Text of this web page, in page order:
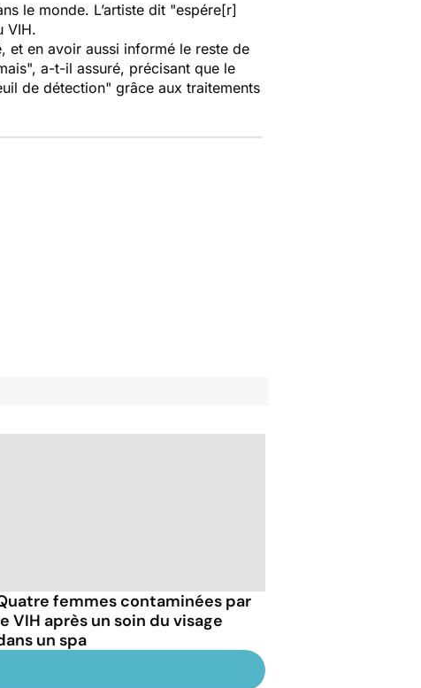
le monde. L’artiste dit "espére[r]
VIH.
et en avoir aussi informé le reste de
a-t-il assuré, précisant que le
de détection" grâce aux traitements
femmes contaminées par
VIH après un soin du visage
un spa